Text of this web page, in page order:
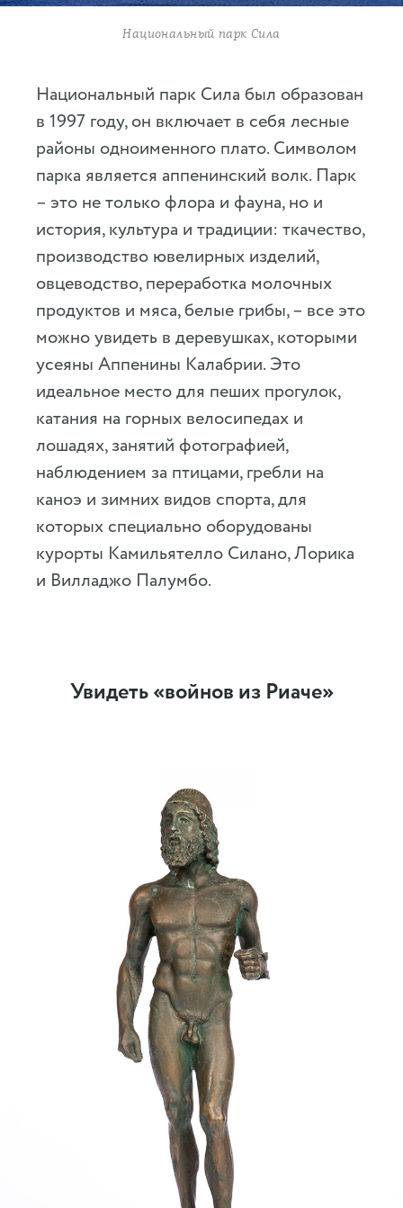
Национальный парк Сила
Национальный парк Сила был образован
в 1997 году, он включает в себя лесные
районы одноименного плато. Символом
парка является аппенинский волк. Парк
– это не только флора и фауна, но и
история, культура и традиции: ткачество,
производство ювелирных изделий,
овцеводство, переработка молочных
продуктов и мяса, белые грибы, – все это
можно увидеть в деревушках, которыми
усеяны Аппенины Калабрии. Это
идеальное место для пеших прогулок,
катания на горных велосипедах и
лошадях, занятий фотографией,
наблюдением за птицами, гребли на
каноэ и зимних видов спорта, для
которых специально оборудованы
курорты Камильятелло Силано, Лорика
и Вилладжо Палумбо.
Увидеть «войнов из Риаче»